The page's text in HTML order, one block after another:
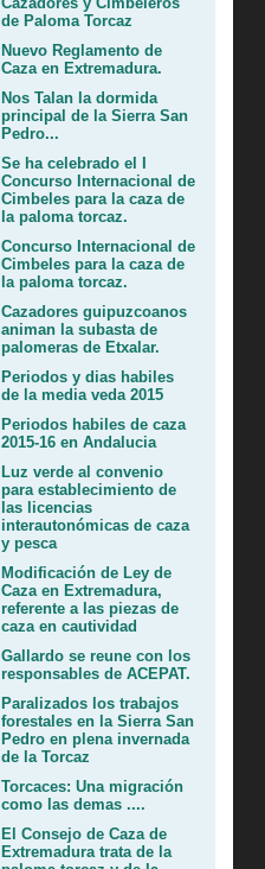
de Paloma Torcaz
Nuevo Reglamento de
Caza en Extremadura.
Nos Talan la dormida
principal de la Sierra San
Pedro...
Se ha celebrado el I
Concurso Internacional de
Cimbeles para la caza de
la paloma torcaz.
Concurso Internacional de
Cimbeles para la caza de
la paloma torcaz.
Cazadores guipuzcoanos
animan la subasta de
palomeras de Etxalar.
Periodos y dias habiles
de la media veda 2015
Periodos habiles de caza
2015-16 en Andalucia
Luz verde al convenio
para establecimiento de
las licencias
interautonómicas de caza
y pesca
Modificación de Ley de
Caza en Extremadura,
referente a las piezas de
caza en cautividad
Gallardo se reune con los
responsables de ACEPAT.
Paralizados los trabajos
forestales en la Sierra San
Pedro en plena invernada
de la Torcaz
Torcaces: Una migración
como las demas ....
El Consejo de Caza de
Extremadura trata de la